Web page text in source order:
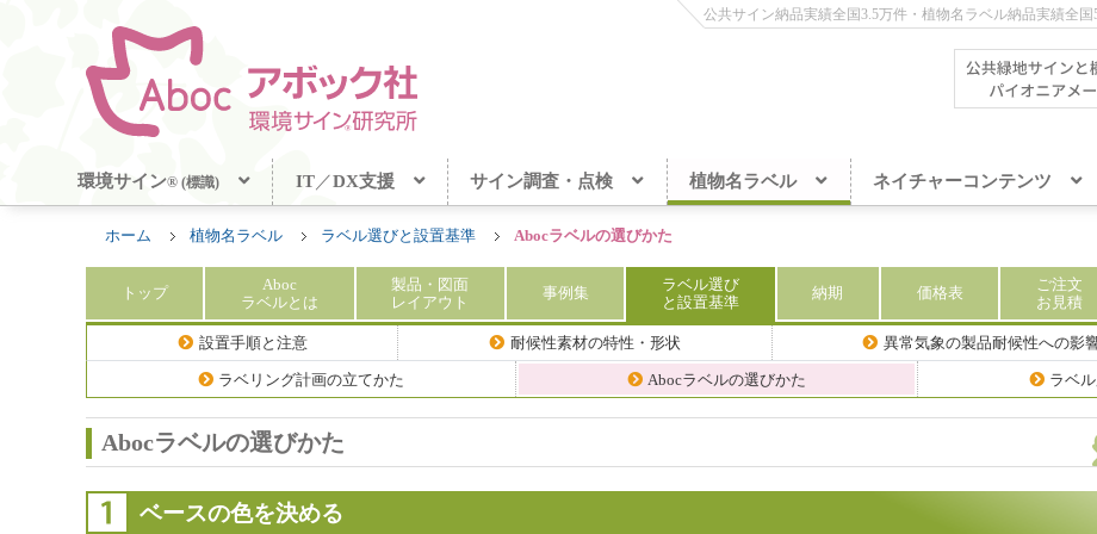
公共サイン納品実績全国3.5万件・植物名ラベル納品実績全国
環境サイン® (標識) IT／DX支援 サイン調査・点検 植物名ラベル ネイチャーコンテンツ
ホーム 植物名ラベル ラベル選びと設置基準 Abocラベルの選びかた
トップ
Aboc
ラベルとは
製品 ・図面
レイアウト
事例集 ラベル選び
と設置基準
納期 価格表
ご注文
お見積
設置手順と注意 耐候性素材の特性・形状 異常気象の製品耐候性への影
ラベリング計画の立てかた Abocラベルの選びかた ラベ
Abocラベルの選びかた
ベースの色を決める